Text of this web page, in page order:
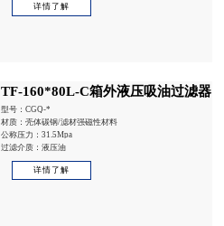
详情了解
TF-160*80L-C箱外液压吸油过滤器
型号：CGQ-*
材质：壳体碳钢/滤材强磁性材料
公称压力：31.5Mpa
过滤介质：液压油
详情了解